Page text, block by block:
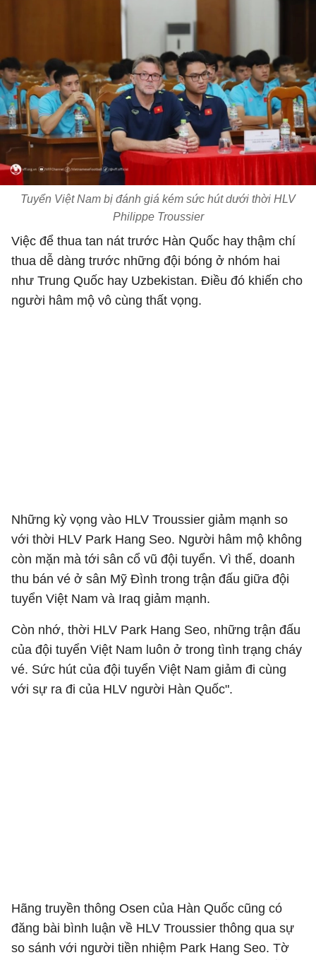
Tuyển Việt Nam bị đánh giá kém sức hút dưới thời HLV
Philippe Troussier
Việc để thua tan nát trước Hàn Quốc hay thậm chí
thua dễ dàng trước những đội bóng ở nhóm hai
như Trung Quốc hay Uzbekistan. Điều đó khiến cho
người hâm mộ vô cùng thất vọng.
Những kỳ vọng vào HLV Troussier giảm mạnh so
với thời HLV Park Hang Seo. Người hâm mộ không
còn mặn mà tới sân cổ vũ đội tuyển. Vì thế, doanh
thu bán vé ở sân Mỹ Đình trong trận đấu giữa đội
tuyển Việt Nam và Iraq giảm mạnh.
Còn nhớ, thời HLV Park Hang Seo, những trận đấu
của đội tuyển Việt Nam luôn ở trong tình trạng cháy
vé. Sức hút của đội tuyển Việt Nam giảm đi cùng
với sự ra đi của HLV người Hàn Quốc".
Hãng truyền thông Osen của Hàn Quốc cũng có
đăng bài bình luận về HLV Troussier thông qua sự
so sánh với người tiền nhiệm Park Hang Seo. Tờ